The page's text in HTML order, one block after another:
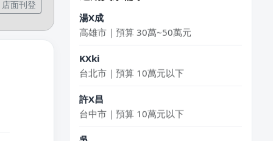
店面刊登
高雄市｜預算 30萬~50萬元
KXki
許X昌
台中市｜預算 10萬元以下
吳